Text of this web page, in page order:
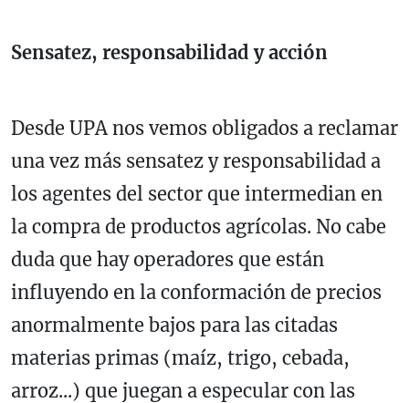
Sensatez, responsabilidad y acción
Desde UPA nos vemos obligados a reclamar
una vez más sensatez y responsabilidad a
los agentes del sector que intermedian en
la compra de productos agrícolas. No cabe
duda que hay operadores que están
influyendo en la conformación de precios
anormalmente bajos para las citadas
materias primas (maíz, trigo, cebada,
arroz...) que juegan a especular con las